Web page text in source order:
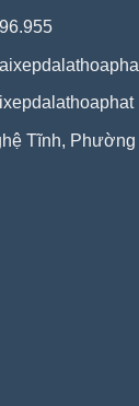
Tĩnh,